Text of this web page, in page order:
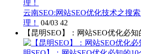
云南SEO:网站SEO优化技术之搜
理！
04/03 42
【昆明SEO】：网站SEO优化必